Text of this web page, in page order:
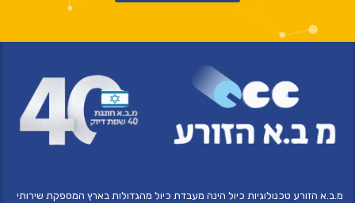
מ.ב.א הזורע טכנולוגיות כיול הינה מעבדת כיול מהגדולות בארץ המספקת שירותי